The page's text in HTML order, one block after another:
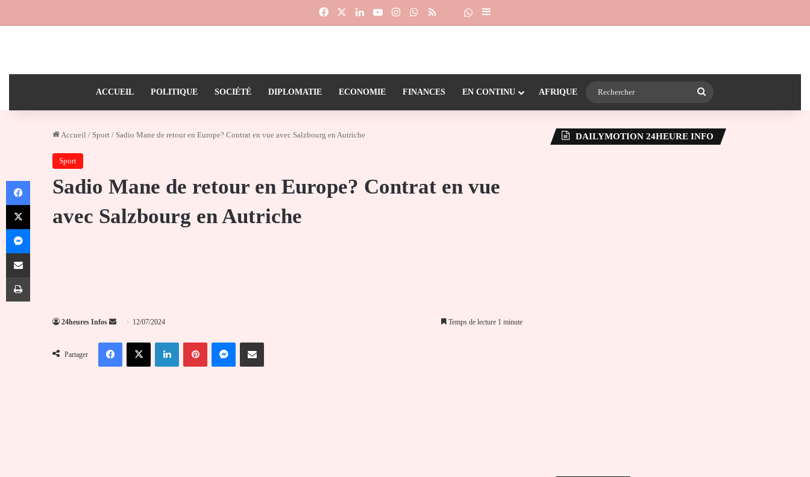
FacebookLinkedinYouTubeInstagramWhatsApp
RSS Dailymotion
Suivre la chaîne 24heureinfo sur WhatsApp
Sidebar (barre latérale)
ACCUEIL POLITIQUE SOCIÉTÉ DIPLOMATIE ECONOMIE FINANCES EN CONTINU AFRIQUE
Accueil / Sport / Sadio Mane de retour en Europe? Contrat en vue avec Salzbourg en Autriche
Sport
Sadio Mane de retour en Europe? Contrat en vue
avec Salzbourg en Autriche
24heures Infos
Envoyer
courriel
12/07/2024 Temps de lecture 1 minute
Partager
FacebookX LinkedinPinterestMessengerPartager par email
DAILYMOTION 24HEURE INFO
Facebook
X
Messenger
Partager par email